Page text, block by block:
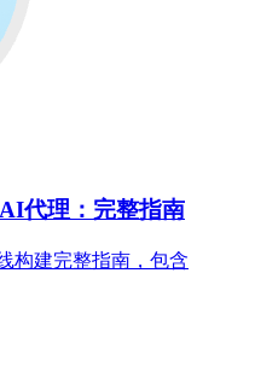
代理：完整指南
构建完整指南，包含